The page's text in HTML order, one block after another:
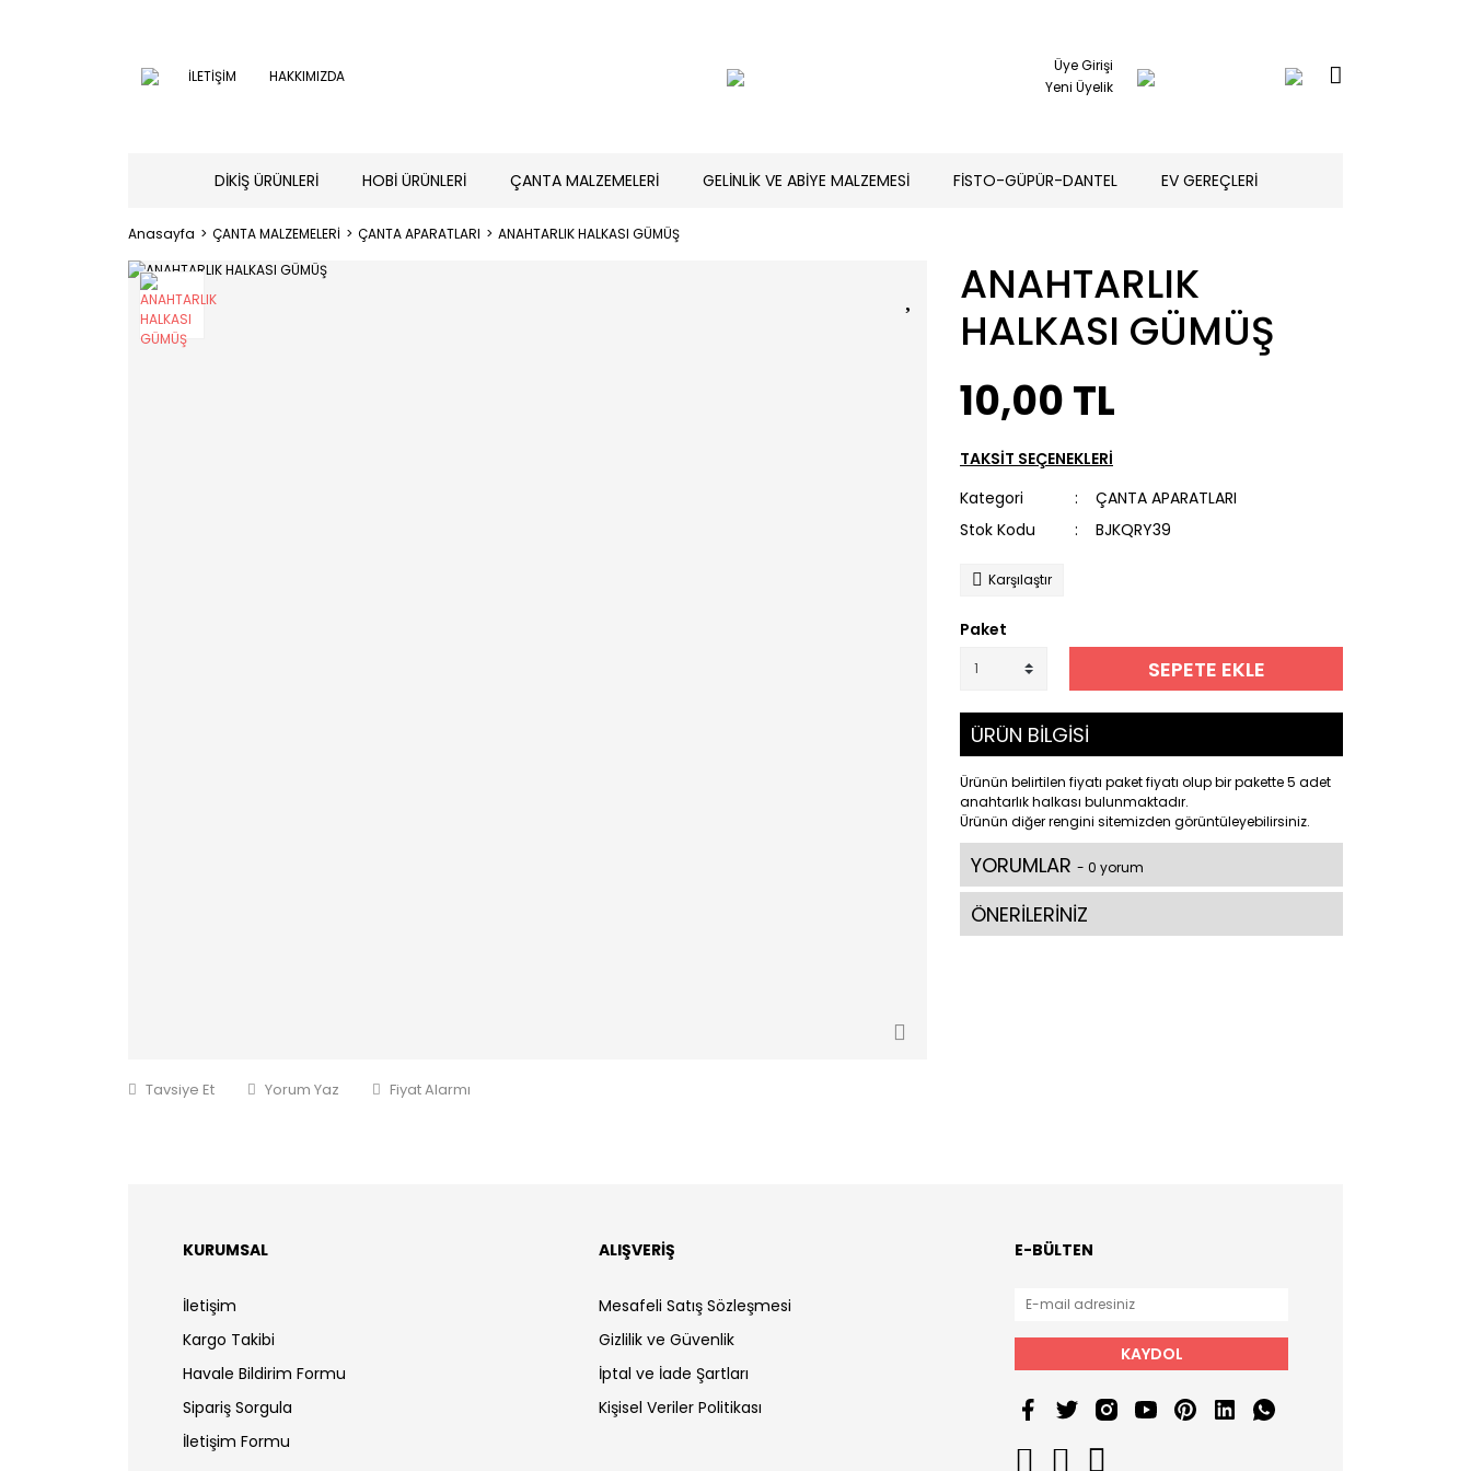
İLETİŞİM HAKKIMIZDA
Üye Girişi
Yeni Üyelik
DİKİŞ ÜRÜNLERİ HOBİ ÜRÜNLERİ ÇANTA MALZEMELERİ GELİNLİK VE ABİYE MALZEMESİ FİSTO-GÜPÜR-DANTEL EV GEREÇLERİ
Anasayfa ÇANTA MALZEMELERİ ÇANTA APARATLARI ANAHTARLIK HALKASI GÜMÜŞ
Tavsiye Et Yorum Yaz Fiyat Alarmı
ANAHTARLIK
HALKASI GÜMÜŞ
10,00 TL
TAKSİT SEÇENEKLERİ
Kategori
ÇANTA APARATLARI
Stok Kodu
BJKQRY39
Karşılaştır
Paket
SEPETE EKLE
ÜRÜN BİLGİSİ
Ürünün belirtilen fiyatı paket fiyatı olup bir pakette 5 adet
anahtarlık halkası bulunmaktadır.
Ürünün diğer rengini sitemizden görüntüleyebilirsiniz.
YORUMLAR - 0 yorum
ÖNERİLERİNİZ
KURUMSAL
İletişim
Kargo Takibi
Havale Bildirim Formu
Sipariş Sorgula
İletişim Formu
ALIŞVERİŞ
Mesafeli Satış Sözleşmesi
Gizlilik ve Güvenlik
İptal ve İade Şartları
Kişisel Veriler Politikası
E-BÜLTEN
KAYDOL